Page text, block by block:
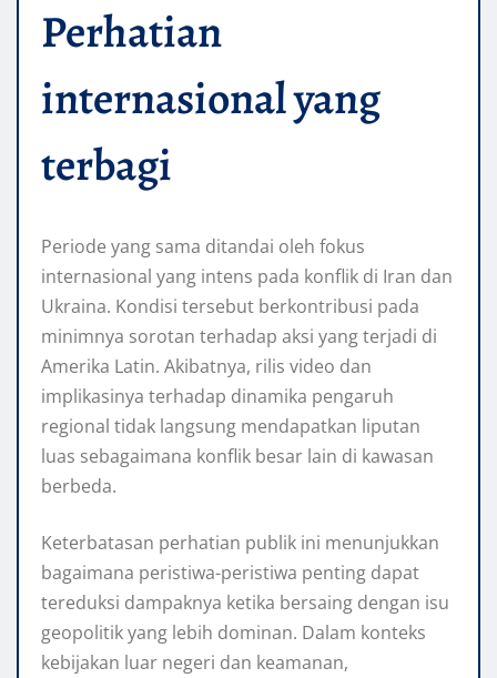
Perhatian
internasional yang
terbagi
Periode yang sama ditandai oleh fokus
internasional yang intens pada konflik di Iran dan
Ukraina. Kondisi tersebut berkontribusi pada
minimnya sorotan terhadap aksi yang terjadi di
Amerika Latin. Akibatnya, rilis video dan
implikasinya terhadap dinamika pengaruh
regional tidak langsung mendapatkan liputan
luas sebagaimana konflik besar lain di kawasan
berbeda.
Keterbatasan perhatian publik ini menunjukkan
bagaimana peristiwa-peristiwa penting dapat
tereduksi dampaknya ketika bersaing dengan isu
geopolitik yang lebih dominan. Dalam konteks
kebijakan luar negeri dan keamanan,